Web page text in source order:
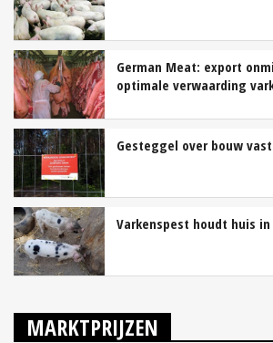
German Meat: export
optimale verwaarding
Gesteggel over bouw
Varkenspest houdt huis in
MARKTPRIJZEN